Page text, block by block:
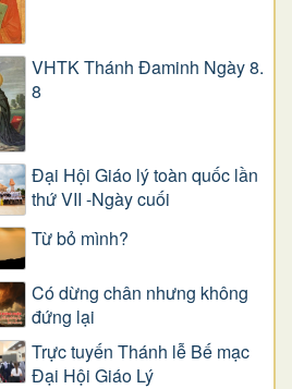
VHTK Thánh Đaminh Ngày 8.
8
Đại Hội Giáo lý toàn quốc lần
thứ VII -Ngày cuối
Từ bỏ mình?
Có dừng chân nhưng không
đứng lại
Trực tuyến Thánh lễ Bế mạc
Đại Hội Giáo Lý